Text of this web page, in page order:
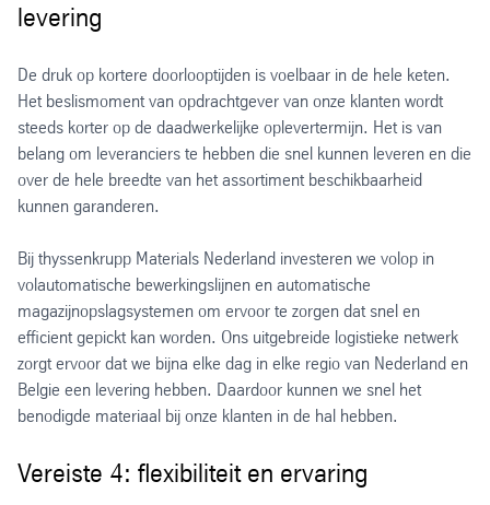
levering
De druk op kortere doorlooptijden is voelbaar in de hele keten.
Het beslismoment van opdrachtgever van onze klanten wordt
steeds korter op de daadwerkelijke oplevertermijn. Het is van
belang om leveranciers te hebben die snel kunnen leveren en die
over de hele breedte van het assortiment beschikbaarheid
kunnen garanderen.
Bij thyssenkrupp Materials Nederland investeren we volop in
volautomatische bewerkingslijnen en automatische
magazijnopslagsystemen om ervoor te zorgen dat snel en
efficient gepickt kan worden. Ons uitgebreide logistieke netwerk
zorgt ervoor dat we bijna elke dag in elke regio van Nederland en
Belgie een levering hebben. Daardoor kunnen we snel het
benodigde materiaal bij onze klanten in de hal hebben.
Vereiste 4: flexibiliteit en ervaring